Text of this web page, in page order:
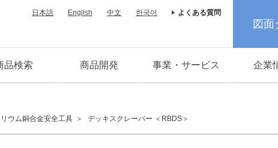
日本語 English 中文 한국어 よくある質問
図
品検索 商品開発 事業・サービス 企業
ウム銅合金安全工具 デッキスクレーパー ＜RBDS＞